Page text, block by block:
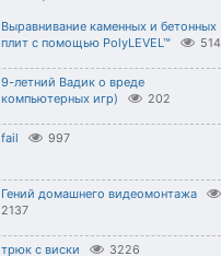
Выравнивание каменных и бетонных
плит с помощью PolyLEVEL™
514
9-летний Вадик о вреде
компьютерных игр)
202
fail 997
Гений домашнего видеомонтажа
2137
трюк с виски 3226